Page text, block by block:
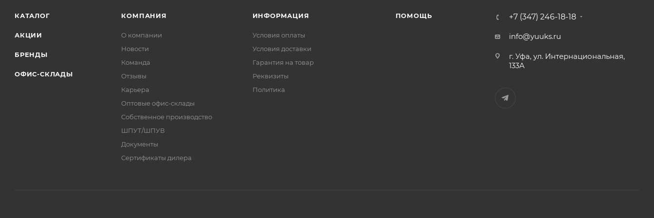
КАТАЛОГ
АКЦИИ
БРЕНДЫ
ОФИС-СКЛАДЫ
КОМПАНИЯ
О компании
Новости
Команда
Отзывы
Карьера
Оптовые офис-склады
Собственное производство
ШПУТ/ШПУВ
Документы
Сертификаты дилера
ИНФОРМАЦИЯ
Условия оплаты
Условия доставки
Гарантия на товар
Реквизиты
Политика
ПОМОЩЬ +7 (347) 246-18-18
info@yuuks.ru
г. Уфа, ул. Интернациональная,
133А